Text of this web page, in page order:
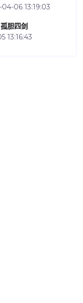
06 13:19:03
胆四剑
13:16:43